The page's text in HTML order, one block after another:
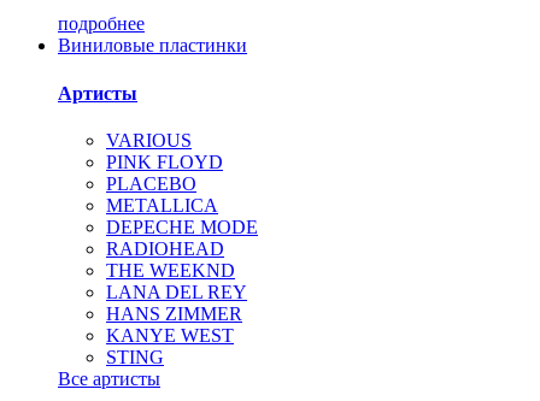
подробнее
Виниловые пластинки
Артисты
VARIOUS
PINK FLOYD
PLACEBO
METALLICA
DEPECHE MODE
RADIOHEAD
THE WEEKND
LANA DEL REY
HANS ZIMMER
KANYE WEST
STING
Все артисты